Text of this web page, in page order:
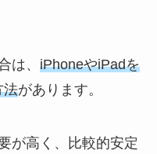
は、 iPhoneやiPadを
法があります。
が高く、比較的安定